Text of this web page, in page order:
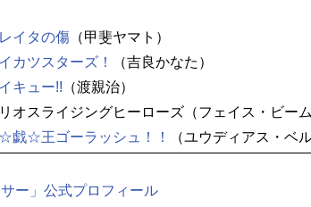
イタの傷 （甲斐ヤマト）
カツスターズ！
（吉良かなた）
キュー!! （渡親治）
リオスライジングヒーローズ（フェイス・ビーム
戯☆王ゴーラッシュ！！ （ユウディアス・ベ
ー」公式プロフィール